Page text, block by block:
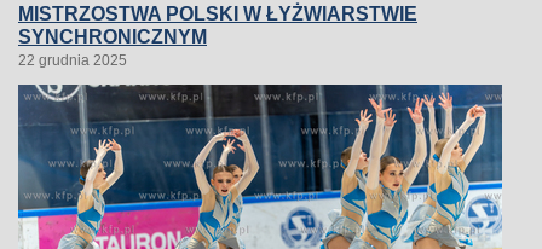
MISTRZOSTWA POLSKI W ŁYŻWIARSTWIE
SYNCHRONICZNYM
22 grudnia 2025